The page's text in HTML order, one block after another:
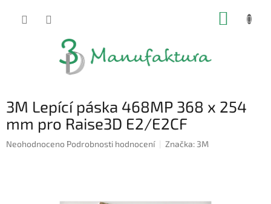
3M Lepící páska 468MP 368 x 254
mm pro Raise3D E2/E2CF
Průměrné
Neohodnoceno Podrobnosti hodnocení Značka:3M